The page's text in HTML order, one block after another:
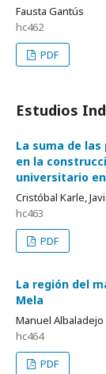
Fausta Gantús
hc462
PDF
Estudios
La suma de
en la
universitario en
Cristóbal Karle,
hc463
PDF
La región del
Mela
Manuel Albaladejo
hc464
PDF